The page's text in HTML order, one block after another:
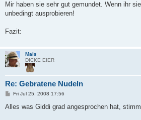
Mir haben sie sehr gut gemundet. Wenn ihr
unbedingt ausprobieren!
Fazit:
Mais
DICKE EIER
Re: Gebratene Nudeln
P
s
Fri Jul 25, 2008 17:56
Alles was Giddi grad angesprochen hat,